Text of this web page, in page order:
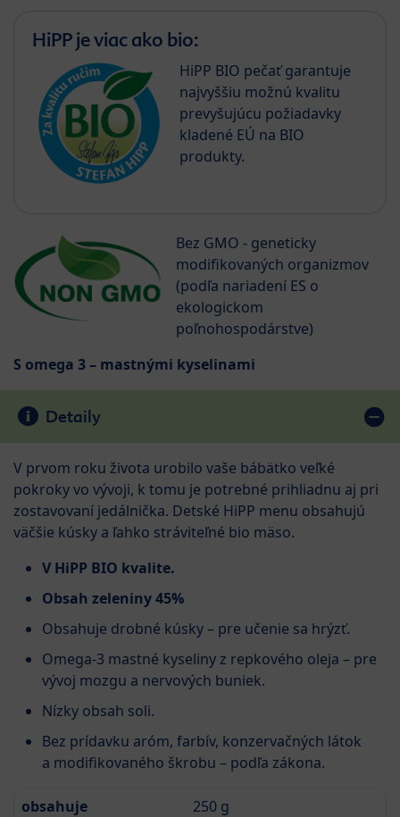
HiPP je viac ako bio:
HiPP BIO pečať garantuje
najvyššiu možnú kvalitu
prevyšujúcu požiadavky
kladené EÚ na BIO
produkty.
Bez GMO - geneticky
modifikovaných organizmov
(podľa nariadení ES o
ekologickom
poľnohospodárstve)
S omega 3 – mastnými kyselinami
Detaily
V prvom roku života urobilo vaše bábätko veľké
pokroky vo vývoji, k tomu je potrebné prihliadnu aj pri
zostavovaní jedálnička. Detské HiPP menu obsahujú
väčšie kúsky a ľahko stráviteľné bio mäso.
V HiPP BIO kvalite.
Obsah zeleniny 45%
Obsahuje drobné kúsky – pre učenie sa hrýzť.
Omega-3 mastné kyseliny z repkového oleja – pre
vývoj mozgu a nervových buniek.
Nízky obsah soli.
Bez prídavku aróm, farbív, konzervačných látok
a modifikovaného škrobu – podľa zákona.
obsahuje
250 g